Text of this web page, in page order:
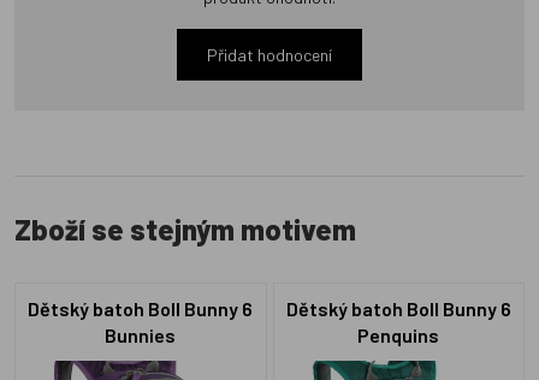
Přidat hodnocení
Zboží se stejným motivem
Dětský batoh Boll Bunny 6
Bunnies
Dětský batoh Boll Bunny 6
Penquins